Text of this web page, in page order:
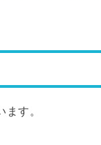
す。